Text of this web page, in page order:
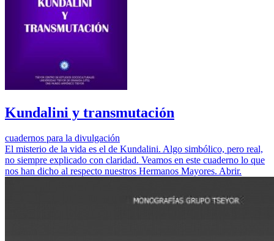
Kundalini y transmutación
cuadernos para la divulgación
El misterio de la vida es el de Kundalini. Algo simbólico, pero real,
no siempre explicado con claridad. Veamos en este cuaderno lo que
nos han dicho al respecto nuestros Hermanos Mayores. Abrir.